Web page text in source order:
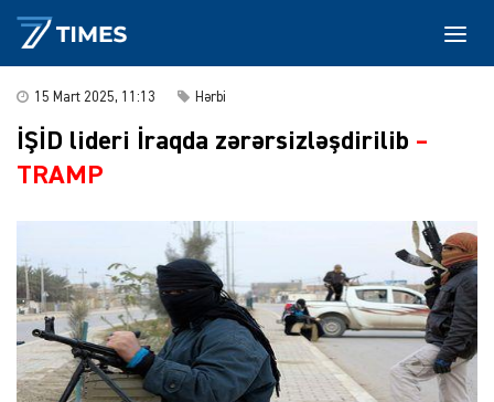
15 Mart 2025, 11:13 Hərbi
İŞİD lideri İraqda zərərsizləşdirilib –
TRAMP